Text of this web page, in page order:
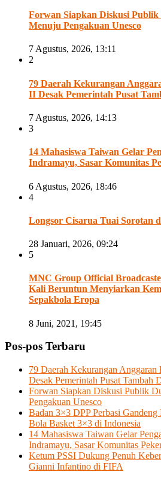
Forwan Siapkan Diskusi
Menuju Pengakuan Unesco
7 Agustus, 2026, 13:11
2
79 Daerah Kekurangan
II Desak Pemerintah Pusat
7 Agustus, 2026, 14:13
3
14 Mahasiswa Taiwan Gelar
Indramayu, Sasar Komunitas
6 Agustus, 2026, 18:46
4
⁠Longsor Cisarua Tuai Sorotan
28 Januari, 2026, 09:24
5
MNC Group Official
Kali Beruntun Menyiarkan
Sepakbola Eropa
8 Juni, 2021, 19:45
Pos-pos Terbaru
79 Daerah Kekurangan
Desak Pemerintah Pusat Tambah
Forwan Siapkan Diskusi Publik
Pengakuan Unesco
Badan 3×3 DPP Perbasi
Bola Basket 3×3 di Indonesia
14 Mahasiswa Taiwan Gelar
Indramayu, Sasar Komunitas
Ketum PSSI Dukung Penuh
Gianni Infantino di FIFA